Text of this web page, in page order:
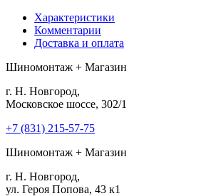
Характеристики
Комментарии
Доставка и оплата
Шиномонтаж + Магазин
г. Н. Новгород,
Московское шоссе, 302/1
+7 (831) 215-57-75
Шиномонтаж + Магазин
г. Н. Новгород,
ул. Героя Попова, 43 к1